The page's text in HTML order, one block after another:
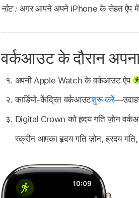
नोट : अगर आपने अपने iPhone के सेहत ऐप में
वर्कआउट के दौरान
अपनी Apple Watch के वर्कआउट ऐप
कार्डियो-केंद्रित वर्कआउटशुरू करें
Digital Crown को हृदय गति ज़ोन
स्क्रीन आपका हृदय गति ज़ोन, ह्रदय